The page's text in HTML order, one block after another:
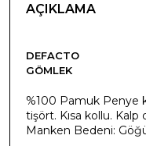
AÇIKLAMA
DEFACTO
GÖMLEK
%100 Pamuk Penye
tişört. Kısa kollu.
Manken Bedeni: